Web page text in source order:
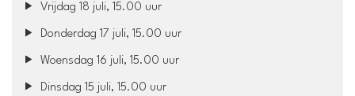
Vrijdag 18 juli, 15.00 uur
Donderdag 17 juli, 15.00 uur
Woensdag 16 juli, 15.00 uur
Dinsdag 15 juli, 15.00 uur